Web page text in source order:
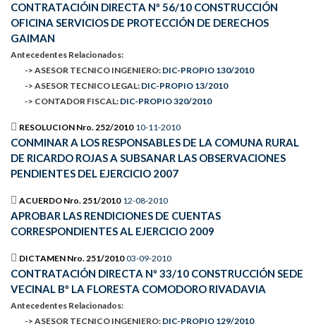
CONTRATACIÓIN DIRECTA Nº 56/10 CONSTRUCCIÓN
OFICINA SERVICIOS DE PROTECCIÓN DE DERECHOS
GAIMAN
Antecedentes Relacionados:
-> ASESOR TECNICO INGENIERO: DIC-PROPIO 130/2010
-> ASESOR TECNICO LEGAL: DIC-PROPIO 13/2010
-> CONTADOR FISCAL: DIC-PROPIO 320/2010
RESOLUCION Nro. 252/2010 10-11-2010
CONMINAR A LOS RESPONSABLES DE LA COMUNA RURAL
DE RICARDO ROJAS A SUBSANAR LAS OBSERVACIONES
PENDIENTES DEL EJERCICIO 2007
ACUERDO Nro. 251/2010 12-08-2010
APROBAR LAS RENDICIONES DE CUENTAS
CORRESPONDIENTES AL EJERCICIO 2009
DICTAMEN Nro. 251/2010 03-09-2010
CONTRATACIÓN DIRECTA Nº 33/10 CONSTRUCCIÓN SEDE
VECINAL Bº LA FLORESTA COMODORO RIVADAVIA
Antecedentes Relacionados:
-> ASESOR TECNICO INGENIERO: DIC-PROPIO 129/2010